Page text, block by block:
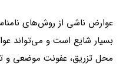
عوارض ناشی ‌از روش‌های
بسیار شایع است و می‌تواند
محل ‌تزریق، عفونت موضعی و